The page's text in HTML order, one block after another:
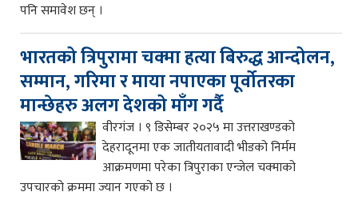
पनि समावेश छन् ।
भारतको त्रिपुरामा चक्मा हत्या बिरुद्ध आन्दोलन,
सम्मान, गरिमा र माया नपाएका पूर्वोतरका
मान्छेहरु अलग देशको माँग गर्दै
वीरगंज । ९ डिसेम्बर २०२५ मा उत्तराखण्डको
देहरादूनमा एक जातीयतावादी भीडको निर्मम
आक्रमणमा परेका त्रिपुराका एन्जेल चक्माको
उपचारको क्रममा ज्यान गएको छ ।